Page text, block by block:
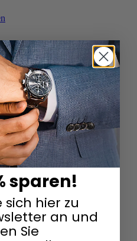
sparen!
sich hier zu
an und
Sie